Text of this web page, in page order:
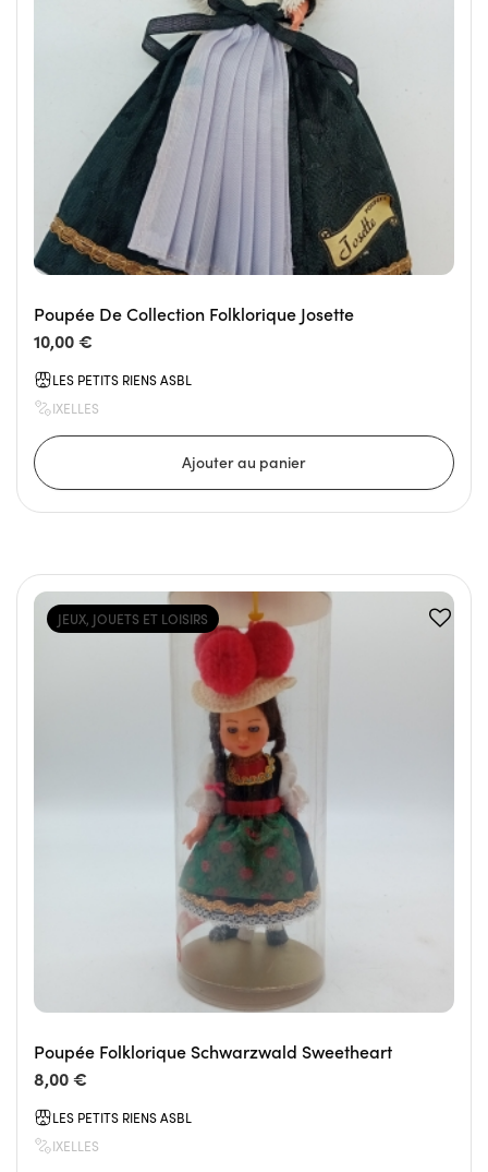
Poupée De Collection Folklorique Josette
10,00 €
LES PETITS RIENS ASBL
IXELLES
JEUX, JOUETS ET LOISIRS
Poupée Folklorique Schwarzwald Sweetheart
8,00 €
LES PETITS RIENS ASBL
IXELLES